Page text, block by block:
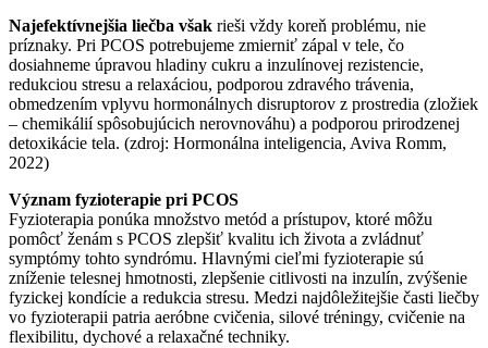
Najefektívnejšia liečba však rieši vždy koreň problému, nie
príznaky. Pri PCOS potrebujeme zmierniť zápal v tele, čo
dosiahneme úpravou hladiny cukru a inzulínovej rezistencie,
redukciou stresu a relaxáciou, podporou zdravého trávenia,
obmedzením vplyvu hormonálnych disruptorov z prostredia (zložiek
– chemikálií spôsobujúcich nerovnováhu) a podporou prirodzenej
detoxikácie tela. (zdroj: Hormonálna inteligencia, Aviva Romm,
2022)
Význam fyzioterapie pri PCOS
Fyzioterapia ponúka množstvo metód a prístupov, ktoré môžu
pomôcť ženám s PCOS zlepšiť kvalitu ich života a zvládnuť
symptómy tohto syndrómu. Hlavnými cieľmi fyzioterapie sú
zníženie telesnej hmotnosti, zlepšenie citlivosti na inzulín, zvýšenie
fyzickej kondície a redukcia stresu. Medzi najdôležitejšie časti liečby
vo fyzioterapii patria aeróbne cvičenia, silové tréningy, cvičenie na
flexibilitu, dychové a relaxačné techniky.